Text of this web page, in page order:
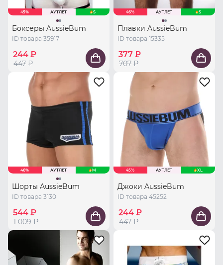
45% АУТЛЕТ S
Боксеры AussieBum
ID товара 35917
244 ₽
447 ₽
46% АУТЛЕТ S
Плавки AussieBum
ID товара 15335
377 ₽
707 ₽
46% АУТЛЕТ M
Шорты AussieBum
ID товара 3130
544 ₽
1 009 ₽
45% АУТЛЕТ XL
Джоки AussieBum
ID товара 45252
244 ₽
447 ₽